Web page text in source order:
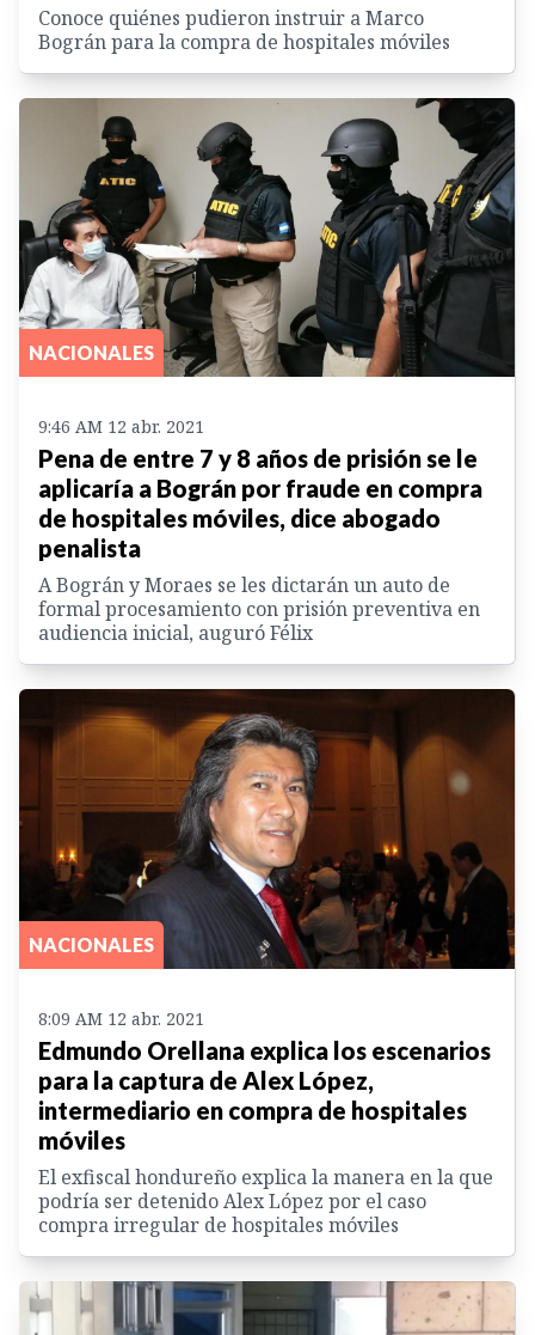
Conoce quiénes pudieron instruir a Marco
Bográn para la compra de hospitales móviles
NACIONALES
9:46 AM 12 abr. 2021
Pena de entre 7 y 8 años de prisión se le
aplicaría a Bográn por fraude en compra
de hospitales móviles, dice abogado
penalista
A Bográn y Moraes se les dictarán un auto de
formal procesamiento con prisión preventiva en
audiencia inicial, auguró Félix
NACIONALES
8:09 AM 12 abr. 2021
Edmundo Orellana explica los escenarios
para la captura de Alex López,
intermediario en compra de hospitales
móviles
El exfiscal hondureño explica la manera en la que
podría ser detenido Alex López por el caso
compra irregular de hospitales móviles